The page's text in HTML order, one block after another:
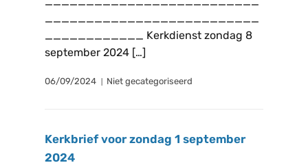
__________________________
____________ Kerkdienst zondag 8
september 2024 […]
06/09/2024 Niet gecategoriseerd
Kerkbrief voor zondag 1 september
2024